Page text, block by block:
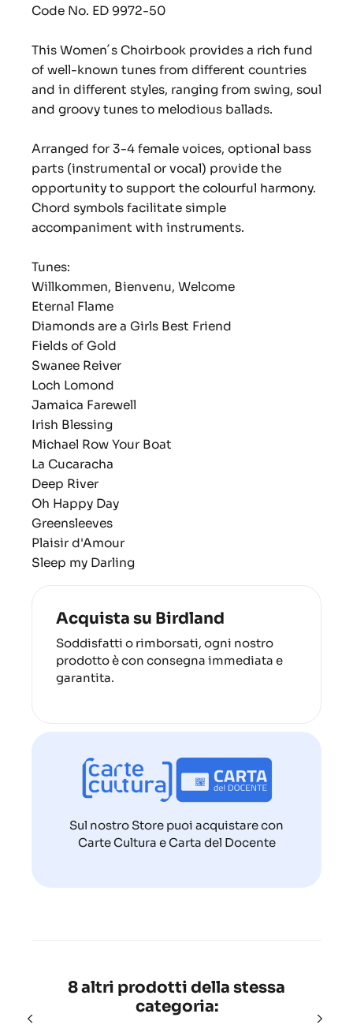
Code No. ED 9972-50
This Women´s Choirbook provides a rich fund
of well-known tunes from different countries
and in different styles, ranging from swing, soul
and groovy tunes to melodious ballads.
Arranged for 3-4 female voices, optional bass
parts (instrumental or vocal) provide the
opportunity to support the colourful harmony.
Chord symbols facilitate simple
accompaniment with instruments.
Tunes:
Willkommen, Bienvenu, Welcome
Eternal Flame
Diamonds are a Girls Best Friend
Fields of Gold
Swanee Reiver
Loch Lomond
Jamaica Farewell
Irish Blessing
Michael Row Your Boat
La Cucaracha
Deep River
Oh Happy Day
Greensleeves
Plaisir d'Amour
Sleep my Darling
Acquista su Birdland
Soddisfatti o rimborsati, ogni nostro
prodotto è con consegna immediata e
garantita.
Sul nostro Store puoi acquistare con
Carte Cultura e Carta del Docente
8 altri prodotti della stessa
categoria: